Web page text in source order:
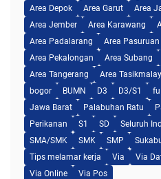
Area Depok
Area Garut Area
Area Jember
Area Karawang
Area Padalarang
Area Pasuruan
Area Pekalongan
Area Subang
Area Tangerang
Area
bogor
BUMN D3 D3/S1
Jawa Barat
Palabuhan Ratu
Perikanan
S1 SD Seluruh
SMA/SMK
SMK SMP
Tips melamar kerja
Via Via
Via Online
Via Pos